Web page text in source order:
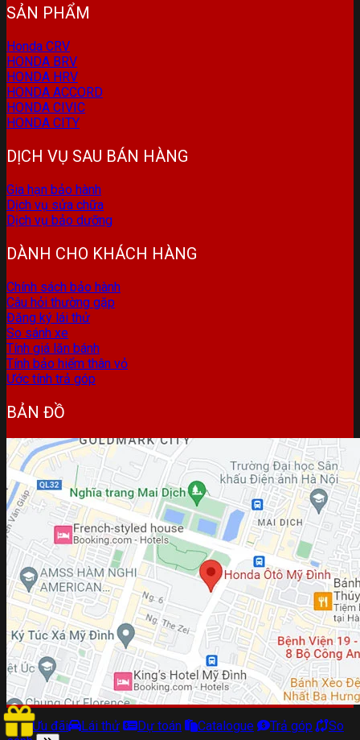
SẢN PHẨM
Honda CRV
HONDA BRV
HONDA HRV
HONDA ACCORD
HONDA CIVIC
HONDA CITY
DỊCH VỤ SAU BÁN HÀNG
Gia hạn bảo hành
Dịch vụ sửa chữa
Dịch vụ bảo dưỡng
DÀNH CHO KHÁCH HÀNG
Chính sách bảo hành
Câu hỏi thường gặp
Đăng ký lái thử
So sánh xe
Tính giá lăn bánh
Tính bảo hiểm thân vỏ
Ước tính trả góp
BẢN ĐỒ
Ưu đãi Lái thử Dự toán Catalogue Trả góp
So